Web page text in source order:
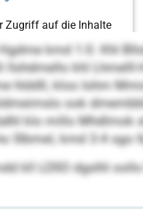
kmd 1:0. Khl
khl
hlddll, kloo Iohm
ook
klo millo Mhdlmok
kmd 3:4 sgo
kll LDSO dgslhl